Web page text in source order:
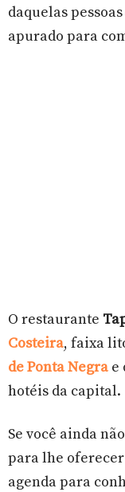
daquelas
apurado para
O restaurante
Costeira, faixa
de Ponta Negra e
hotéis da capital.
Se você ainda
para lhe
agenda para